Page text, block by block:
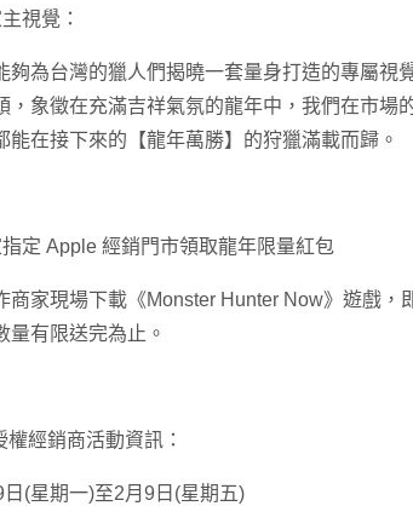
視覺：
夠為台灣的獵人們揭曉一套量身打造的專屬視
，象徵在充滿吉祥氣氛的龍年中，我們在市場
能在接下來的【龍年萬勝】的狩獵滿載而歸。
定 Apple 經銷門市領取龍年限量紅包
商家現場下載《Monster Hunter Now》遊戲，
量有限送完為止。
經銷商活動資訊：
日(星期一)至2月9日(星期五)